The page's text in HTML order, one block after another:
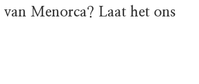
Menorca? Laat het ons